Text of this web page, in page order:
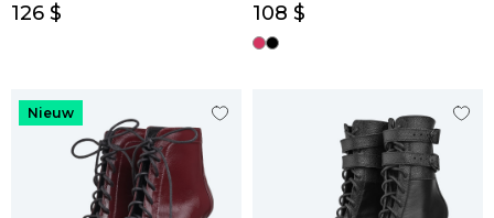
126 $ 108 $
Nieuw